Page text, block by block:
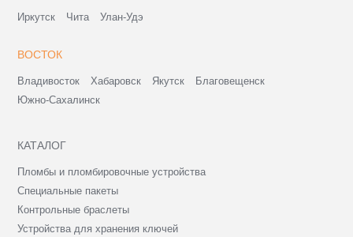
Иркутск Чита Улан-Удэ
ВОСТОК
Владивосток Хабаровск Якутск
Благовещенск
Южно-Сахалинск
КАТАЛОГ
Пломбы и пломбировочные устройства
Специальные пакеты
Контрольные браслеты
Устройства для хранения ключей